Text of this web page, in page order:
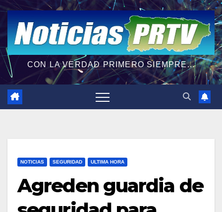
CON LA VERDAD PRIMERO SIEMPRE...
NOTICIAS SEGURIDAD ULTIMA HORA
Agreden guardia de